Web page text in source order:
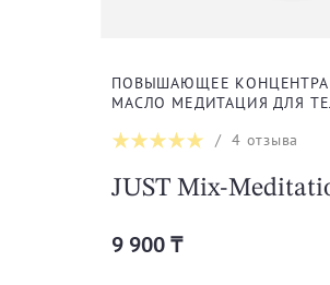
ПОВЫШАЮЩЕЕ
МАСЛО МЕДИТАЦИЯ ДЛЯ
/4 отзыва
JUST Mix-
9 900 ₸